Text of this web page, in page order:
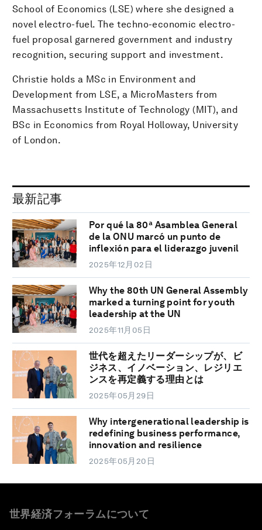
School of Economics (LSE) where she designed a
novel electro-fuel. The techno-economic electro-
fuel proposal garnered government and industry
recognition, securing support and investment.
Christie holds a MSc in Environment and
Development from LSE, a MicroMasters from
Massachusetts Institute of Technology (MIT), and
BSc in Economics from Royal Holloway, University
of London.
最新記事
Por qué la 80ª Asamblea General
de la ONU marcó un punto de
inflexión para el liderazgo juvenil
2025年12月02日
Why the 80th UN General Assembly
marked a turning point for youth
leadership at the UN
2025年11月05日
世代を超えたリーダーシップが、ビ
ジネス、イノベーション、レジリエ
ンスを再定義する理由とは
2025年05月29日
Why intergenerational leadership is
redefining business performance,
innovation and resilience
2025年05月20日
世界経済フォーラムについて